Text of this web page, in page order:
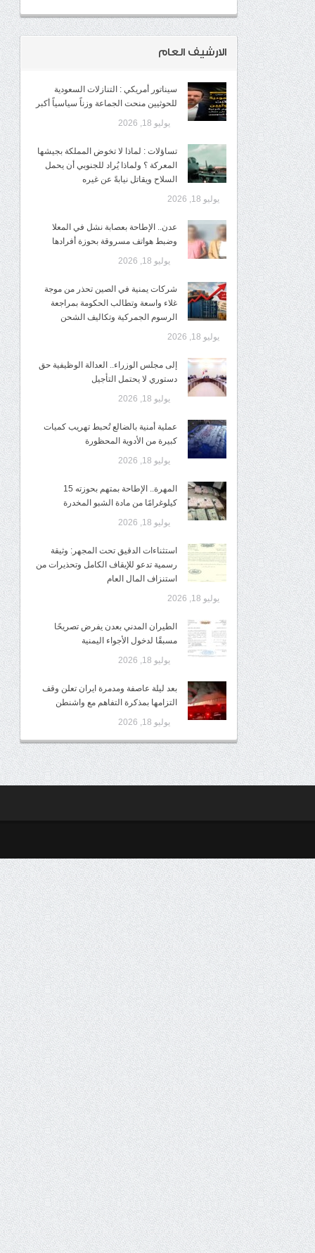
الارشيف العام
سيناتور أمريكي : التنازلات السعودية
للحوثيين منحت الجماعة وزناً سياسياً أكبر
يوليو 18, 2026
تساؤلات : لماذا لا تخوض المملكة بجيشها
المعركة ؟ ولماذا يُراد للجنوبي أن يحمل
السلاح ويقاتل نيابةً عن غيره
يوليو 18, 2026
عدن.. الإطاحة بعصابة نشل في المعلا
وضبط هواتف مسروقة بحوزة أفرادها
يوليو 18, 2026
شركات يمنية في الصين تحذر من موجة
غلاء واسعة وتطالب الحكومة بمراجعة
الرسوم الجمركية وتكاليف الشحن
يوليو 18, 2026
إلى مجلس الوزراء.. العدالة الوظيفية حق
دستوري لا يحتمل التأجيل
يوليو 18, 2026
عملية أمنية بالضالع تُحبط تهريب كميات
كبيرة من الأدوية المحظورة
يوليو 18, 2026
المهرة.. الإطاحة بمتهم بحوزته 15
كيلوغرامًا من مادة الشبو المخدرة
يوليو 18, 2026
استثناءات الدقيق تحت المجهر: وثيقة
رسمية تدعو للإيقاف الكامل وتحذيرات من
استنزاف المال العام
يوليو 18, 2026
الطيران المدني بعدن يفرض تصريحًا
مسبقًا لدخول الأجواء اليمنية
يوليو 18, 2026
بعد ليلة عاصفة ومدمرة ايران تعلن وقف
التزامها بمذكرة التفاهم مع واشنطن
يوليو 18, 2026